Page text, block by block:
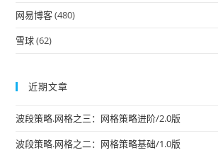
网易博客(480)
雪球(62)
近期文章
波段策略.网格之三：网格策略进阶/2.0版
波段策略.网格之二：网格策略基础/1.0版